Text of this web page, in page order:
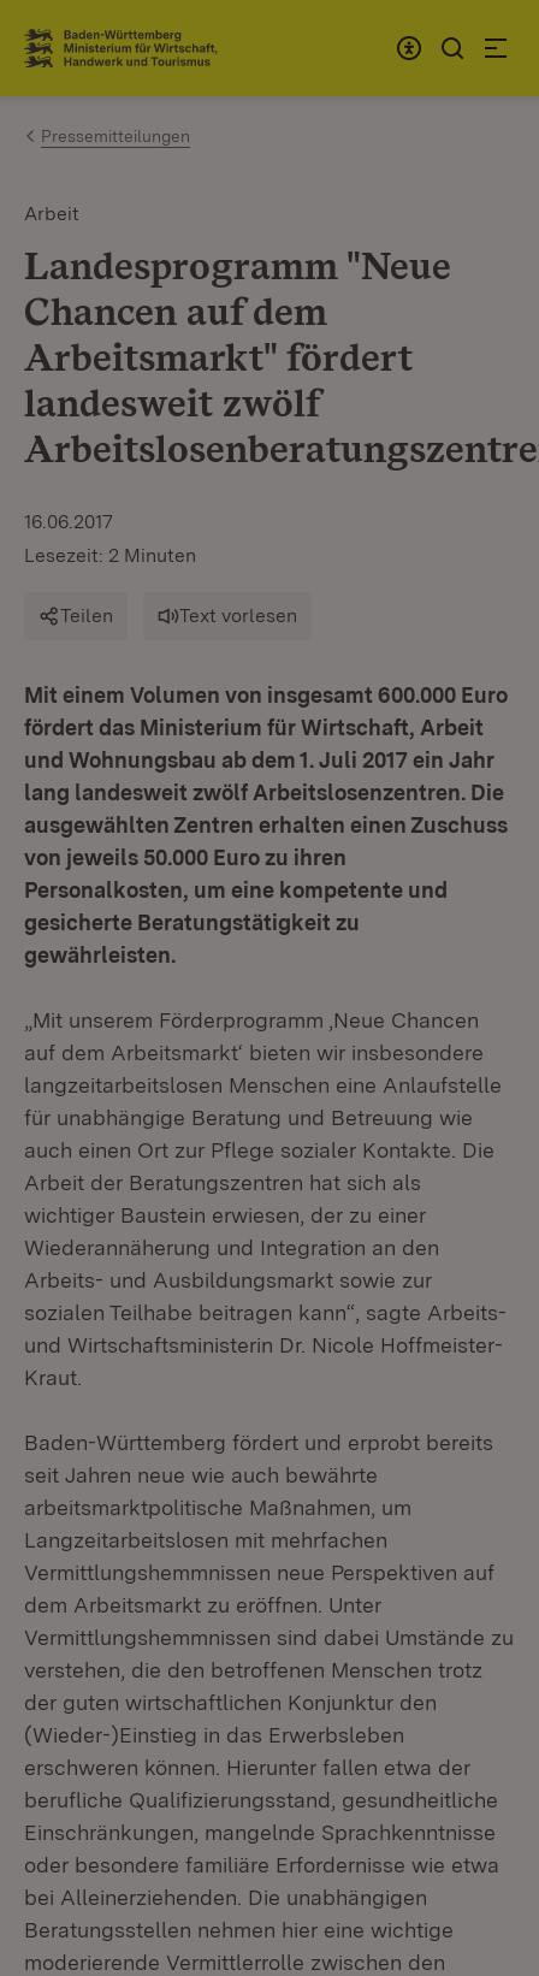
Zum Inhalt springen
Link zur Startseite
Pressemitteilungen
Arbeit
Landesprogramm "Neue
Chancen auf dem
Arbeitsmarkt" fördert
landesweit zwölf
16.06.2017
Lesezeit: 2 Minuten
Teilen Text vorlesen
Mit einem Volumen von insgesamt 600.000 Euro
fördert das Ministerium für Wirtschaft, Arbeit
und Wohnungsbau ab dem 1. Juli 2017 ein Jahr
lang landesweit zwölf Arbeitslosenzentren. Die
ausgewählten Zentren erhalten einen Zuschuss
von jeweils 50.000 Euro zu ihren
Personalkosten, um eine kompetente und
gesicherte Beratungstätigkeit zu
gewährleisten.
„Mit unserem Förderprogramm ‚Neue Chancen
auf dem Arbeitsmarkt‘ bieten wir insbesondere
langzeitarbeitslosen Menschen eine Anlaufstelle
für unabhängige Beratung und Betreuung wie
auch einen Ort zur Pflege sozialer Kontakte. Die
Arbeit der Beratungszentren hat sich als
wichtiger Baustein erwiesen, der zu einer
Wiederannäherung und Integration an den
Arbeits- und Ausbildungsmarkt sowie zur
sozialen Teilhabe beitragen kann“, sagte Arbeits-
und Wirtschaftsministerin Dr. Nicole Hoffmeister-
Kraut.
Baden-Württemberg fördert und erprobt bereits
seit Jahren neue wie auch bewährte
arbeitsmarktpolitische Maßnahmen, um
Langzeitarbeitslosen mit mehrfachen
Vermittlungshemmnissen neue Perspektiven auf
dem Arbeitsmarkt zu eröffnen. Unter
Vermittlungshemmnissen sind dabei Umstände zu
verstehen, die den betroffenen Menschen trotz
der guten wirtschaftlichen Konjunktur den
(Wieder-)Einstieg in das Erwerbsleben
erschweren können. Hierunter fallen etwa der
berufliche Qualifizierungsstand, gesundheitliche
Einschränkungen, mangelnde Sprachkenntnisse
oder besondere familiäre Erfordernisse wie etwa
bei Alleinerziehenden. Die unabhängigen
Beratungsstellen nehmen hier eine wichtige
moderierende Vermittlerrolle zwischen den